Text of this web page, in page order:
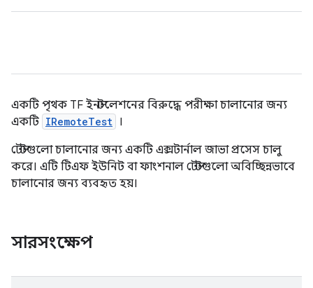
একটি পৃথক TF ইনস্টলেশনের বিরুদ্ধে পরীক্ষা চালানোর জন্য
একটি IRemoteTest ।
টেস্টগুলো চালানোর জন্য একটি এক্সটার্নাল জাভা প্রসেস চালু
করে। এটি টিএফ ইউনিট বা ফাংশনাল টেস্টগুলো অবিচ্ছিন্নভাবে
চালানোর জন্য ব্যবহৃত হয়।
সারসংক্ষেপ